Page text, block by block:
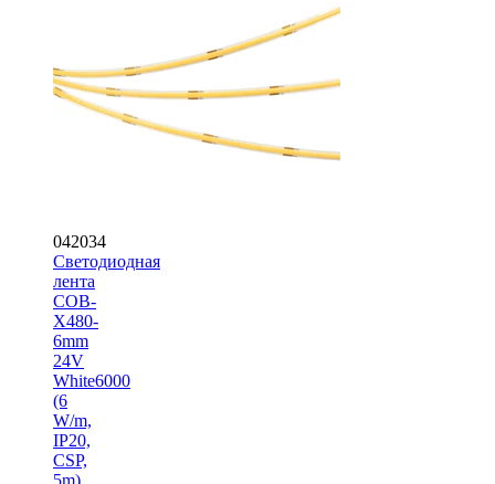
042034
Светодиодная
лента
COB-
X480-
6mm
24V
White6000
(6
W/m,
IP20,
CSP,
5m)